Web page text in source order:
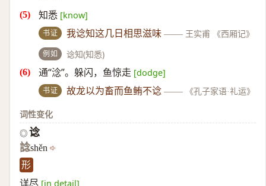
知悉 [know]
书证 我谂知这几日相思滋味 —— 王实甫 《西厢记》
例如 谂知(知悉)
通“淰”。躲闪，鱼惊走 [dodge]
书证 故龙以为畜而鱼鲔不谂 —— 《孔子家语·礼运》
词性变化
◎ 谂
諗shěn
形
详尽 [in detail]